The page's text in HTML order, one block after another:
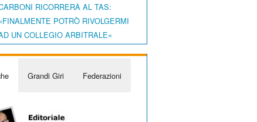
RICORRERÀ AL TAS:
POTRÒ RIVOLGERMI
UN COLLEGIO ARBITRALE»
Grandi Giri Federazioni